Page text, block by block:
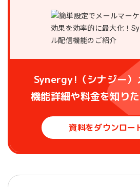
Synergy!（シナジー）
機能詳細や料金を知り
資料をダウンロー